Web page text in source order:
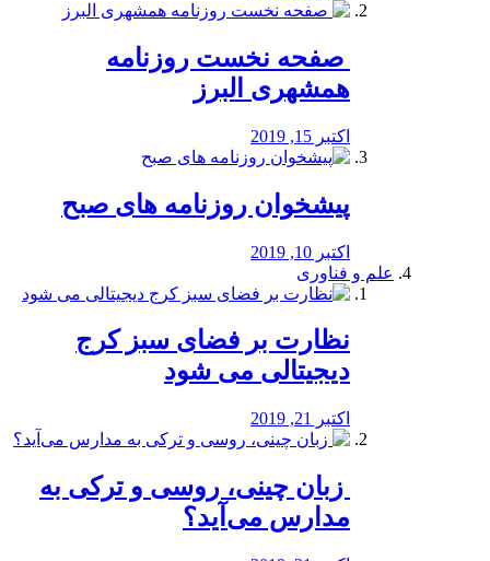
️ صفحه نخست روزنامه‌
همشهری البرز
اکتبر 15, 2019
پیشخوان روزنامه های صبح
اکتبر 10, 2019
علم و فناوری
نظارت بر فضای سبز کرج
دیجیتالی می شود
اکتبر 21, 2019
️ زبان چینی، روسی و ترکی به
مدارس می‌آید؟